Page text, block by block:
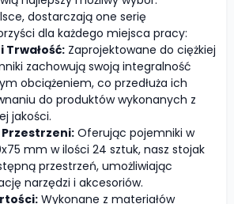
dostarczają one serię
dla każdego miejsca pracy:
Trwałość: Zaprojektowane do ciężkiej
zachowują swoją integralność
obciążeniem, co przedłuża ich
do produktów wykonanych z
jakości.
Oferując pojemniki w
mm w ilości 24 sztuk, nasz stojak
przestrzeń, umożliwiając
narzędzi i akcesoriów.
Wykonane z materiałów